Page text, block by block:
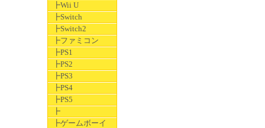
┣Wii U
┣Switch
┣Switch2
┣ファミコン
┣PS1
┣PS2
┣PS3
┣PS4
┣PS5
┣
┣ゲームボーイ